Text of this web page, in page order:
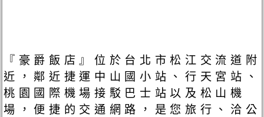
『豪爵飯店』位於台北市松江交流道附
近，鄰近捷運中山國小站、行天宮站、
桃園國際機場接駁巴士站以及松山機
場，便捷的交通網路，是您旅行、洽公